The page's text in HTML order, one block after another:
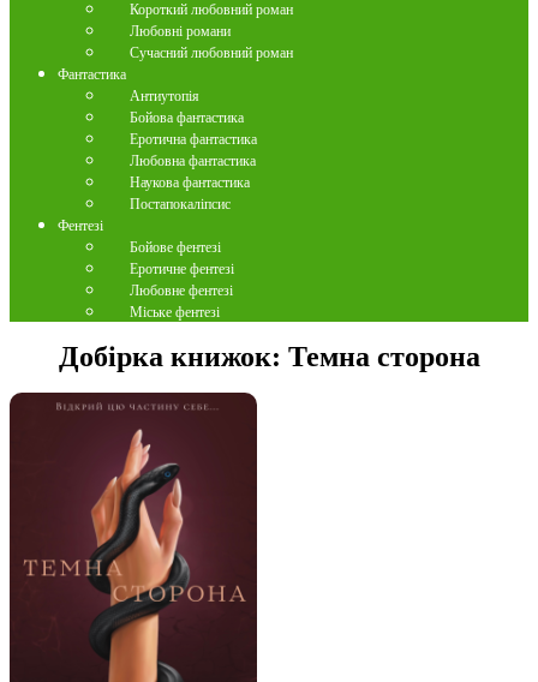
Короткий любовний роман
Любовні романи
Сучасний любовний роман
Фантастика
Антиутопія
Бойова фантастика
Еротична фантастика
Любовна фантастика
Наукова фантастика
Постапокаліпсис
Фентезі
Бойове фентезі
Еротичне фентезі
Любовне фентезі
Міське фентезі
Добірка книжок: Темна сторона